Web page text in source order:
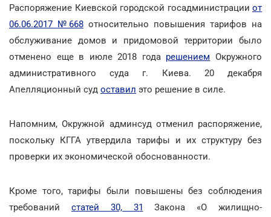
Распоряжение Киевской городской госадминистрации от
06.06.2017 №668 относительно повышения тарифов на
обслуживание домов и придомовой территории было
отменено еще в июле 2018 года решением Окружного
административного суда г. Киева. 20 декабря
Апелляционный суд оставил это решение в силе.
Напомним, Окружной админсуд отменил распоряжение,
поскольку КГГА утвердила тарифы и их структуру без
проверки их экономической обоснованности.
Кроме того, тарифы были повышены без соблюдения
требований статей 30, 31 Закона «О жилищно-